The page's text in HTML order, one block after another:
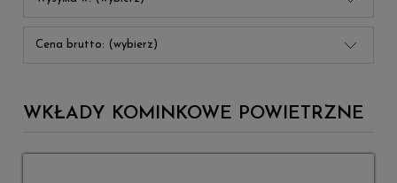
Cena brutto: (wybierz)
WKŁADY KOMINKOWE POWIETRZNE